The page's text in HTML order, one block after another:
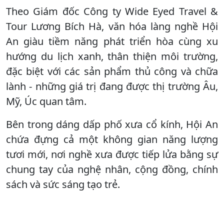
Theo Giám đốc Công ty Wide Eyed Travel &
Tour Lương Bích Hà, văn hóa làng nghề Hội
An giàu tiềm năng phát triển hòa cùng xu
hướng du lịch xanh, thân thiện môi trường,
đặc biệt với các sản phẩm thủ công và chữa
lành - những giá trị đang được thị trường Âu,
Mỹ, Úc quan tâm.
Bên trong dáng dấp phố xưa cổ kính, Hội An
chứa đựng cả một không gian năng lượng
tươi mới, nơi nghề xưa được tiếp lửa bằng sự
chung tay của nghệ nhân, cộng đồng, chính
sách và sức sáng tạo trẻ.